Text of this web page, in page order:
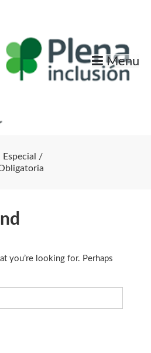
Menu
you’re looking for. Perhaps